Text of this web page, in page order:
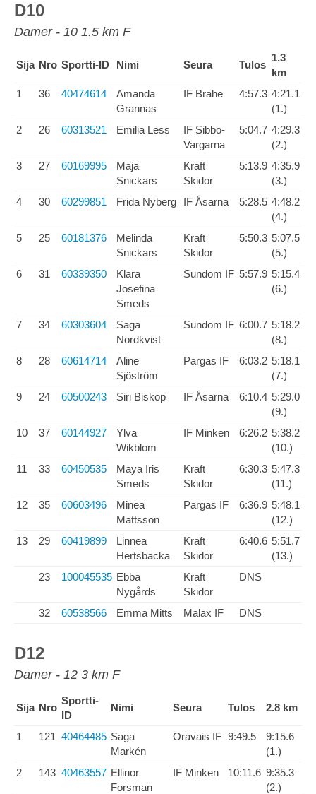
D10
Damer - 10 1.5 km F
Sija Nro Sportti-ID Nimi Seura Tulos
1.3
km
1
36 40474614
Amanda
Grannas
IF Brahe 4:57.3 4:21.1
(1.)
2
26 60313521 Emilia Less
IF Sibbo-
Vargarna
5:04.7 4:29.3
(2.)
3
27 60169995
Maja
Snickars
Kraft
Skidor
5:13.9 4:35.9
(3.)
4
30 60299851 Frida Nyberg IF Åsarna 5:28.5 4:48.2
(4.)
5
25 60181376
Melinda
Snickars
Kraft
Skidor
5:50.3 5:07.5
(5.)
6
31 60339350
Klara
Josefina
Smeds
Sundom IF 5:57.9 5:15.4
(6.)
7 34 60303604
Saga
Nordkvist
Sundom IF 6:00.7 5:18.2
(8.)
8
28 60614714
Aline
Sjöström
Pargas IF 6:03.2 5:18.1
(7.)
9
24 60500243 Siri Biskop IF Åsarna 6:10.4 5:29.0
(9.)
10
37 60144927
Ylva
Wikblom
IF Minken 6:26.2 5:38.2
(10.)
11
33 60450535
Maya Iris
Smeds
Kraft
Skidor
6:30.3 5:47.3
(11.)
12
35 60603496
Minea
Mattsson
Pargas IF 6:36.9 5:48.1
(12.)
13
29 60419899
Linnea
Hertsbacka
Kraft
Skidor
6:40.6 5:51.7
(13.)
23
100045535 Ebba
Nygårds
Kraft
Skidor
DNS
32 60538566 Emma Mitts Malax IF DNS
D12
Damer - 12 3 km F
Sija Nro
Sportti-
ID
Nimi Seura Tulos 2.8 km
1 121 40464485 Saga
Markén
Oravais IF 9:49.5
9:15.6
(1.)
2
143 40463557 Ellinor
Forsman
IF Minken 10:11.6 9:35.3
(2.)